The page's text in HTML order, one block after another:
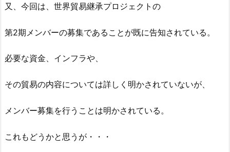
又、今回は、 世界貿易継承プロジェクトの
第2期メンバーの募集であることが既に告知されている。
必要な資金、インフラや、
その貿易の内容については詳しく明かされていないが、
メンバー募集を行うことは明かされている。
これもどうかと思うが・・・